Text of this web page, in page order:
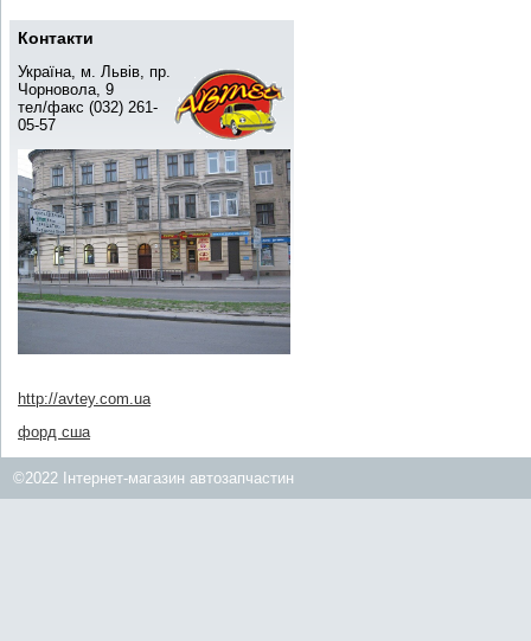
Контакти
Україна, м. Львів, пр.
Чорновола, 9
тел/факс (032) 261-
05-57
http://avtey.com.ua
форд сша
©2022 Інтернет-магазин автозапчастин